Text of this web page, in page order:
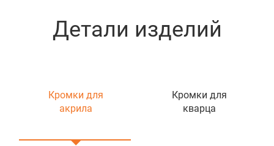
Детали изделий
Кромки для
акрила
Кромки для
кварца